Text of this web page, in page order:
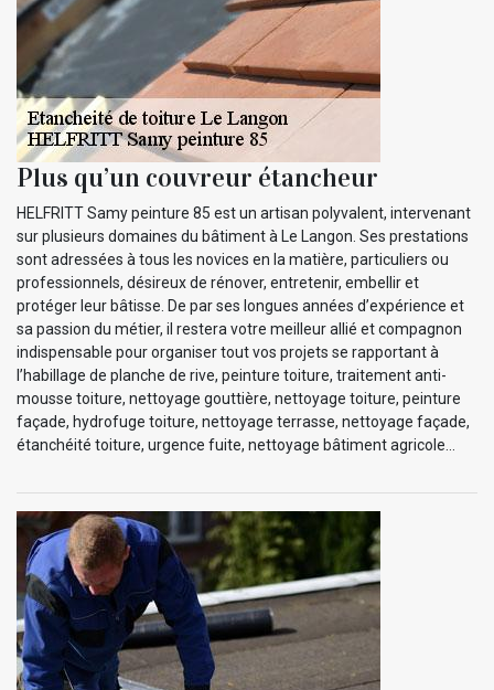
Plus qu’un couvreur étancheur
HELFRITT Samy peinture 85 est un artisan polyvalent, intervenant
sur plusieurs domaines du bâtiment à Le Langon. Ses prestations
sont adressées à tous les novices en la matière, particuliers ou
professionnels, désireux de rénover, entretenir, embellir et
protéger leur bâtisse. De par ses longues années d’expérience et
sa passion du métier, il restera votre meilleur allié et compagnon
indispensable pour organiser tout vos projets se rapportant à
l’habillage de planche de rive, peinture toiture, traitement anti-
mousse toiture, nettoyage gouttière, nettoyage toiture, peinture
façade, hydrofuge toiture, nettoyage terrasse, nettoyage façade,
étanchéité toiture, urgence fuite, nettoyage bâtiment agricole…